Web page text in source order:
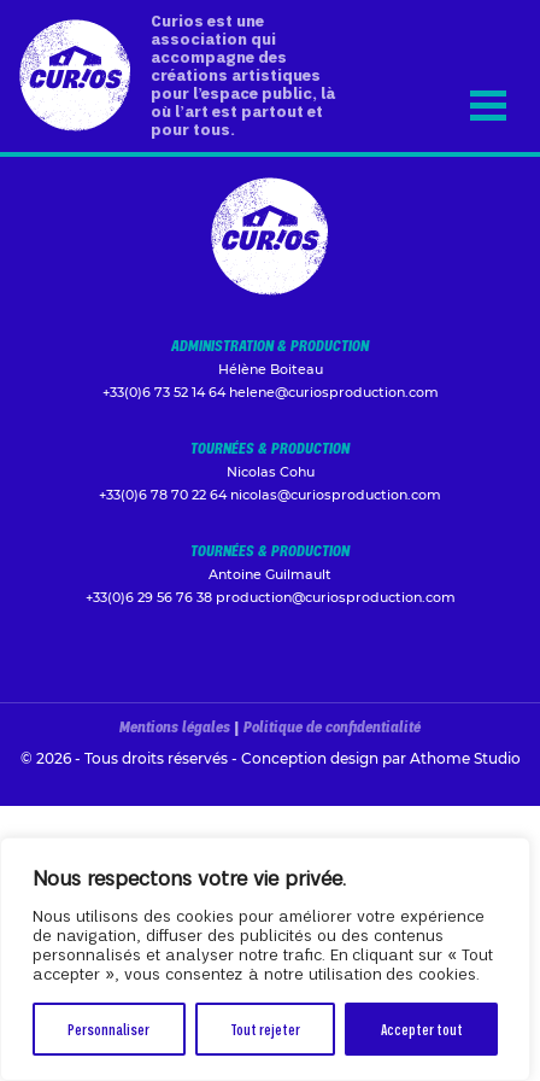
Nous respectons votre vie privée.
Nous utilisons des cookies pour améliorer votre expérience
de navigation, diffuser des publicités ou des contenus
personnalisés et analyser notre trafic. En cliquant sur « Tout
accepter », vous consentez à notre utilisation des cookies.
Personnaliser Tout rejeter Accepter tout
Curios est une
association qui
accompagne des
créations artistiques
pour l’espace public, là
où l’art est partout et
pour tous.
ADMINISTRATION & PRODUCTION
Hélène Boiteau
+33(0)6 73 52 14 64 helene@curiosproduction.com
TOURNÉES & PRODUCTION
Nicolas Cohu
+33(0)6 78 70 22 64 nicolas@curiosproduction.com
TOURNÉES & PRODUCTION
Antoine Guilmault
+33(0)6 29 56 76 38 production@curiosproduction.com
Mentions légales | Politique de confidentialité
© 2026 - Tous droits réservés - Conception design par Athome Studio